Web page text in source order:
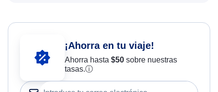
¡Ahorra en tu viaje!
Ahorra hasta $50sobre nuestras
tasas.ⓘ